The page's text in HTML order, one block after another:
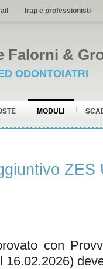
Irap e professionisti
Falorni &
ODONTOIATRI
MODULI
ZES
con
16.02.2026)